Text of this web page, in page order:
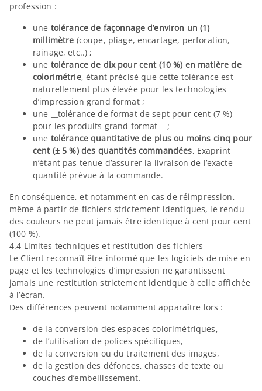
profession :
une tolérance de façonnage d’environ un (1)
millimètre (coupe, pliage, encartage, perforation,
rainage, etc..) ;
une tolérance de dix pour cent (10 %) en matière de
colorimétrie, étant précisé que cette tolérance est
naturellement plus élevée pour les technologies
d’impression grand format ;
une __tolérance de format de sept pour cent (7 %)
pour les produits grand format __;
une tolérance quantitative de plus ou moins cinq pour
cent (± 5 %) des quantités commandées, Exaprint
n’étant pas tenue d’assurer la livraison de l’exacte
quantité prévue à la commande.
En conséquence, et notamment en cas de réimpression,
même à partir de fichiers strictement identiques, le rendu
des couleurs ne peut jamais être identique à cent pour cent
(100 %).
4.4 Limites techniques et restitution des fichiers
Le Client reconnaît être informé que les logiciels de mise en
page et les technologies d’impression ne garantissent
jamais une restitution strictement identique à celle affichée
à l’écran.
Des différences peuvent notamment apparaître lors :
de la conversion des espaces colorimétriques,
de l’utilisation de polices spécifiques,
de la conversion ou du traitement des images,
de la gestion des défonces, chasses de texte ou
couches d’embellissement.